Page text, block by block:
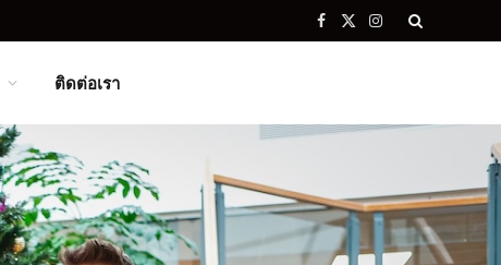
Facebook
X
Instagram
ติดต่อเรา